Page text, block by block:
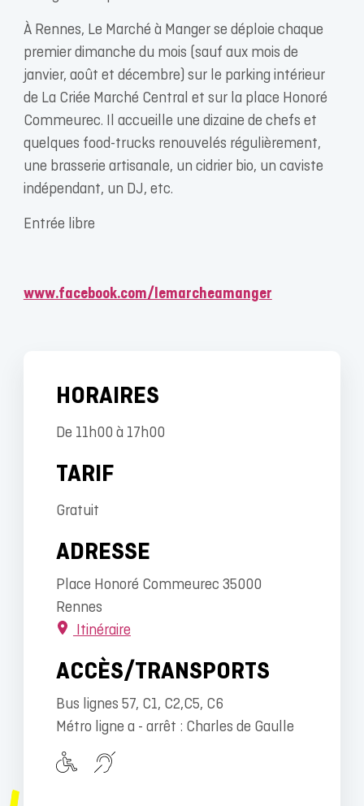
À Rennes, Le Marché à Manger se déploie chaque
premier dimanche du mois (sauf aux mois de
janvier, août et décembre) sur le parking intérieur
de La Criée Marché Central et sur la place Honoré
Commeurec. Il accueille une dizaine de chefs et
quelques food-trucks renouvelés régulièrement,
une brasserie artisanale, un cidrier bio, un caviste
indépendant, un DJ, etc.
Entrée libre
www.facebook.com/lemarcheamanger
HORAIRES
De 11h00 à 17h00
TARIF
Gratuit
ADRESSE
Place Honoré Commeurec 35000
Rennes
Itinéraire
ACCÈS/TRANSPORTS
Bus lignes 57, C1, C2,C5, C6
Métro ligne a - arrêt : Charles de Gaulle